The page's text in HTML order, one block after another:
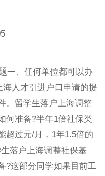
一、任何单位都可以办
人才引进户口申请的提
。留学生落户上海调整
何准备?半年1倍社保类
超过元/月，1年1.5倍的
落户上海调整社保基
?这部分同学如果目前工